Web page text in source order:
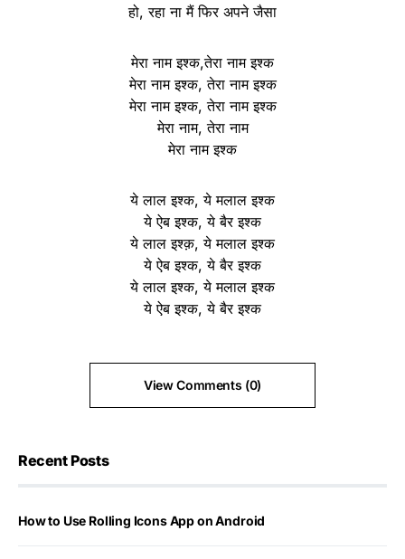
हो, रहा ना मैं फिर अपने जैसा
मेरा नाम इश्क,तेरा नाम इश्क
मेरा नाम इश्क, तेरा नाम इश्क
मेरा नाम इश्क, तेरा नाम इश्क
मेरा नाम, तेरा नाम
मेरा नाम इश्क
ये लाल इश्क, ये मलाल इश्क
ये ऐब इश्क, ये बैर इश्क
ये लाल इश्क़, ये मलाल इश्क
ये ऐब इश्क, ये बैर इश्क
ये लाल इश्क, ये मलाल इश्क
ये ऐब इश्क, ये बैर इश्क
View Comments (0)
Recent Posts
How to Use Rolling Icons App on Android